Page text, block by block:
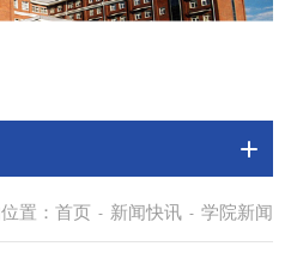
置： 首页 - 新闻快讯 - 学院新闻